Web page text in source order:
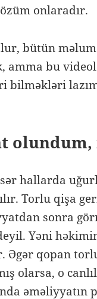
onlaradır.
bütün
amma bu
bilməkləri
olundum,
hallarda
Torlu qişa
sonra
Yəni
Əgər qopan
olarsa, o
əməliyyatın